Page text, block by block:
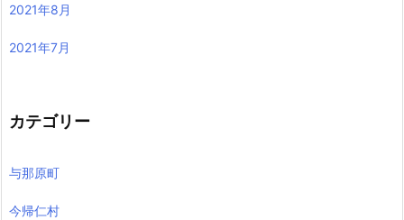
2021年8月
2021年7月
カテゴリー
与那原町
今帰仁村